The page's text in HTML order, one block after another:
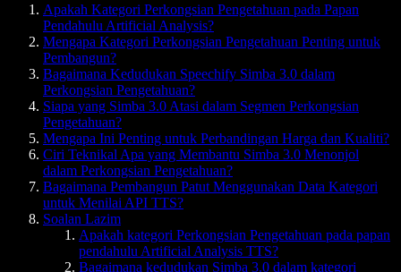
Apakah Kategori Perkongsian Pengetahuan pada Papan
Pendahulu Artificial Analysis?
Mengapa Kategori Perkongsian Pengetahuan Penting untuk
Pembangun?
Bagaimana Kedudukan Speechify Simba 3.0 dalam
Perkongsian Pengetahuan?
Siapa yang Simba 3.0 Atasi dalam Segmen Perkongsian
Pengetahuan?
Mengapa Ini Penting untuk Perbandingan Harga dan Kualiti?
Ciri Teknikal Apa yang Membantu Simba 3.0 Menonjol
dalam Perkongsian Pengetahuan?
Bagaimana Pembangun Patut Menggunakan Data Kategori
untuk Menilai API TTS?
Soalan Lazim
Apakah kategori Perkongsian Pengetahuan pada papan
pendahulu Artificial Analysis TTS?
Bagaimana kedudukan Simba 3.0 dalam kategori